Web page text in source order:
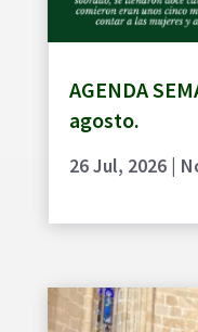
AGENDA
agosto.
26 Jul, 2026|